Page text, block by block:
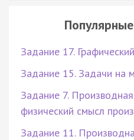
Задание 17.
Задание 15. Задачи на
Задание 7.
физический смысл
Задание 11.